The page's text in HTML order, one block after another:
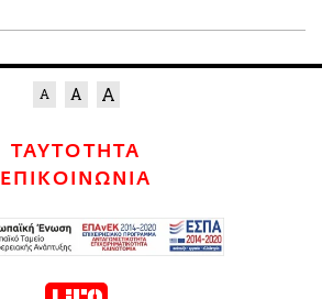
ΤΑΥΤΟΤΗΤΑ
ΕΠΙΚΟΙΝΩΝΙΑ